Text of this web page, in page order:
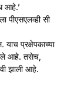
आहे.’
पीएसएलव्ही सी
याच प्रक्षेपकाच्या
केले आहे. तसेच,
झाली आहे.